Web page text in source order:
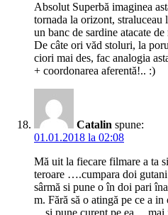
Absolut Superbă imaginea
tornada la orizont, straluceau
un banc de sardine atacate
De câte ori văd stoluri, la
ciori mai des, fac analogia
+ coordonarea aferentă!.. :)
Catalin spune:
01.01.2018 la 02:08
Mă uit la fiecare filmare a ta
teroare ….cumpara doi
sârmă si pune o în doi pari
m. Fără să o atingă pe ce a
…si pune curent pe ea …mai